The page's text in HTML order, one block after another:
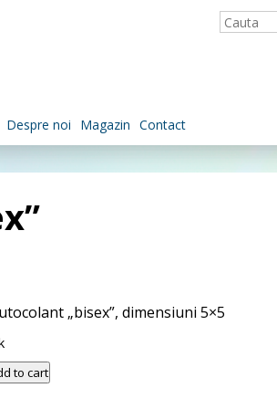
Despre noi Magazin Contact
„bisex”, dimensiuni 5×5
to cart